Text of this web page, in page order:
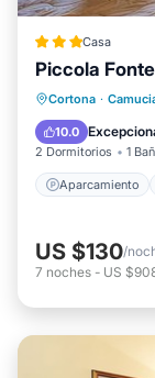
Casa
Piccola
Cortona ·
10.0
2 Dormitorios 1
Aparcamiento
Aire
US $130/
7 noches - US